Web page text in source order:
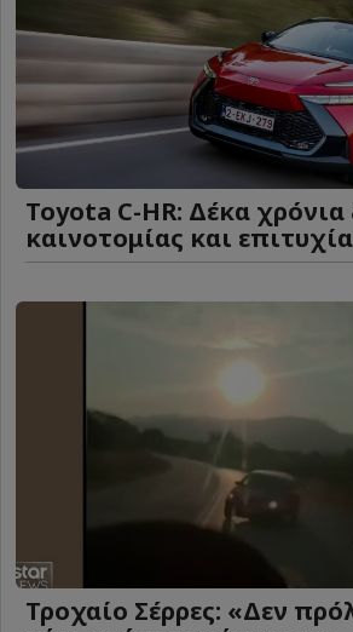
Toyota C-HR: Δέκα χρόνια
καινοτομίας και
Τροχαίο Σέρρες: «Δεν